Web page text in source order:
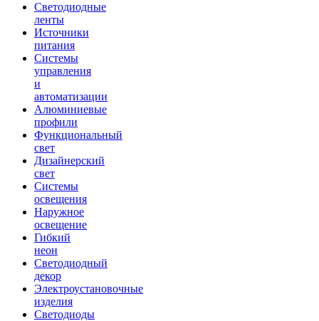
Светодиодные
ленты
Источники
питания
Системы
управления
и
автоматизации
Алюминиевые
профили
Функциональный
свет
Дизайнерский
свет
Системы
освещения
Наружное
освещение
Гибкий
неон
Светодиодный
декор
Электроустановочные
изделия
Светодиоды